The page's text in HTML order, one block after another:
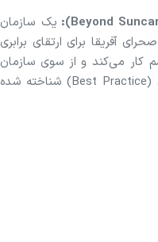
یک سازمان
آفریقا برای ارتقای برابری
کار می‌کند و از سوی سازمان
ملل به عنوان یک الگوی بهترین عملکرد (Best Practice) شناخته شده